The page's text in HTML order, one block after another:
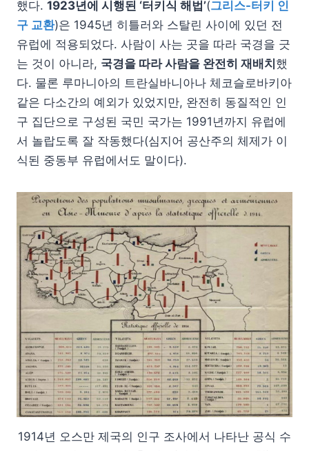
했다. 1923년에 시행된 ‘터키식 해법’(그리스-터키 인
구 교환)은 1945년 히틀러와 스탈린 사이에 있던 전
유럽에 적용되었다. 사람이 사는 곳을 따라 국경을 긋
는 것이 아니라, 국경을 따라 사람을 완전히 재배치 했
다. 물론 루마니아의 트란실바니아나 체코슬로바키아
같은 다소간의 예외가 있었지만, 완전히 동질적인 인
구 집단으로 구성된 국민 국가는 1991년까지 유럽에
서 놀랍도록 잘 작동했다(심지어 공산주의 체제가 이
식된 중동부 유럽에서도 말이다).
1914년 오스만 제국의 인구 조사에서 나타난 공식 수